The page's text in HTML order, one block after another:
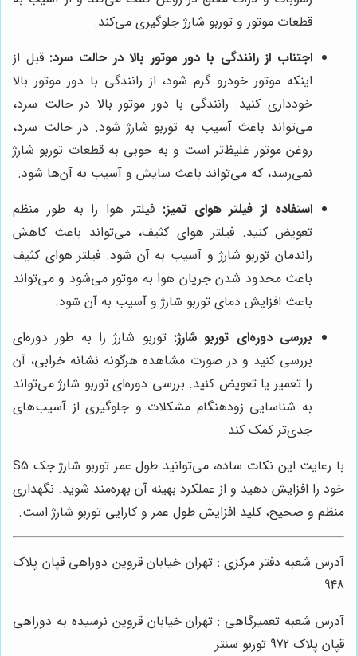
قطعات موتور و توربو شارژ جلوگیری می‌کند.
اجتناب از رانندگی با دور موتور بالا در حالت سرد: قبل از
اینکه موتور خودرو گرم شود، از رانندگی با دور موتور بالا
خودداری کنید. رانندگی با دور موتور بالا در حالت سرد،
می‌تواند باعث آسیب به توربو شارژ شود. در حالت سرد،
روغن موتور غلیظ‌تر است و به خوبی به قطعات توربو شارژ
نمی‌رسد، که می‌تواند باعث سایش و آسیب به آن‌ها شود.
استفاده از فیلتر هوای تمیز: فیلتر هوا را به طور منظم
تعویض کنید. فیلتر هوای کثیف، می‌تواند باعث کاهش
راندمان توربو شارژ و آسیب به آن شود. فیلتر هوای کثیف
باعث محدود شدن جریان هوا به موتور می‌شود و می‌تواند
باعث افزایش دمای توربو شارژ و آسیب به آن شود.
بررسی دوره‌ای توربو شارژ: توربو شارژ را به طور دوره‌ای
بررسی کنید و در صورت مشاهده هرگونه نشانه خرابی، آن
را تعمیر یا تعویض کنید. بررسی دوره‌ای توربو شارژ می‌تواند
به شناسایی زودهنگام مشکلات و جلوگیری از آسیب‌های
جدی‌تر کمک کند.
با رعایت این نکات ساده، می‌توانید طول عمر توربو شارژ جک S5
خود را افزایش دهید و از عملکرد بهینه آن بهره‌مند شوید. نگهداری
منظم و صحیح، کلید افزایش طول عمر و کارایی توربو شارژ است.
آدرس شعبه دفتر مرکزی : تهران خیابان قزوین دوراهی قپان پلاک
948
آدرس شعبه تعمیرگاهی : تهران خیابان قزوین نرسیده به دوراهی
قپان پلاک 972 توربو سنتر